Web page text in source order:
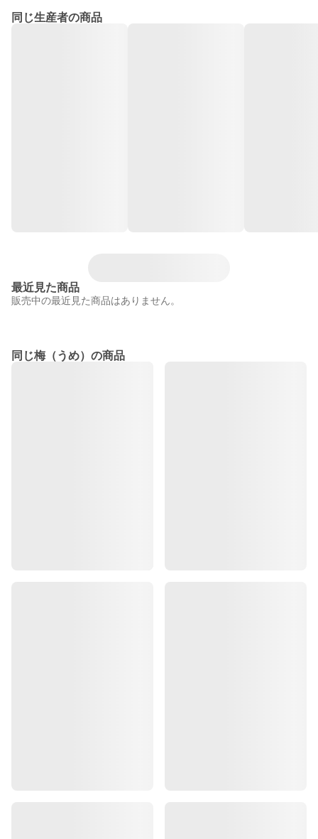
同じ生産者の商品
最近見た商品
販売中の最近見た商品はありません。
同じ梅（うめ）の商品